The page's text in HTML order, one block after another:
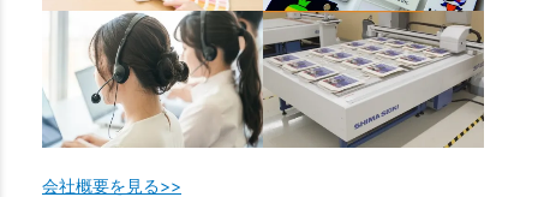
会社概要を見る>>